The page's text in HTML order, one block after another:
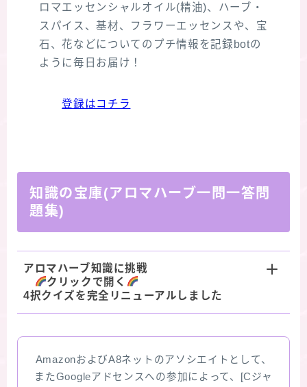
ロマエッセンシャルオイル(精油)、ハーブ・
スパイス、基材、フラワーエッセンスや、宝
石、花などについてのプチ情報を記録botの
ように毎日お届け！
登録はコチラ
知識の宝庫(アロマハーブ一問一答問
題集)
アロマハーブ知識に挑戦
クリックで開く
4択クイズを完全リニューアルしました
AmazonおよびA8ネットのアソシエイトとして、
またGoogleアドセンスへの参加によって、[Cジャ